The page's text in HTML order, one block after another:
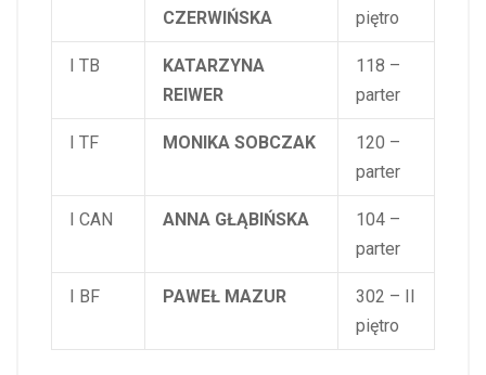
CZERWIŃSKA
piętro
I TB
KATARZYNA
REIWER
118 –
parter
I TF MONIKA SOBCZAK
120 –
parter
I CAN ANNA GŁĄBIŃSKA
104 –
parter
I BF PAWEŁ MAZUR
302 – II
piętro